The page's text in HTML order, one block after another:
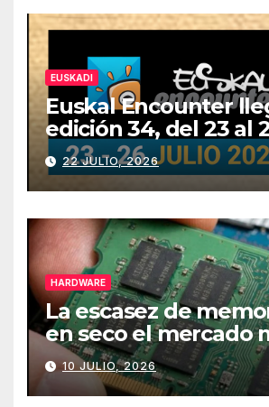
EUSKADI
Euskal Encounter
edición 34, del 23 al
julio
22 JULIO, 2026
HARDWARE
La escasez de
en seco el mercado
de PCs
10 JULIO, 2026